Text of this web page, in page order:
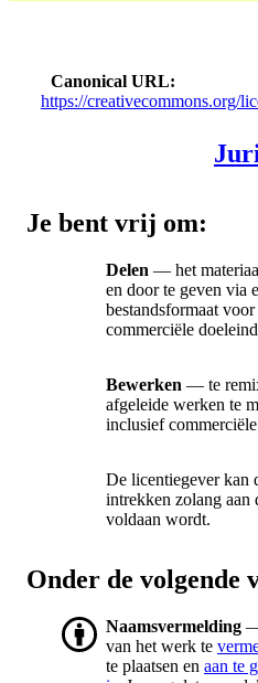
Canonical URL
https://creativecommons.org/
Je bent vrij om:
Delen — het
en door te geven via
bestandsformaat
commerciële
Bewerken — te
afgeleide werken te
inclusief
De licentiegever kan
intrekken zolang aan
voldaan wordt.
Onder de volgende
Naamsvermelding —
van het werk te
te plaatsen en aan te